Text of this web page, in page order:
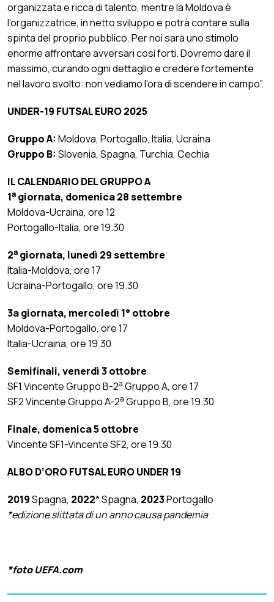
organizzata e ricca di talento, mentre la Moldova è
l’organizzatrice, in netto sviluppo e potrà contare sulla
spinta del proprio pubblico. Per noi sarà uno stimolo
enorme affrontare avversari così forti. Dovremo dare il
massimo, curando ogni dettaglio e credere fortemente
nel lavoro svolto: non vediamo l’ora di scendere in campo”.
UNDER-19 FUTSAL EURO 2025
Gruppo A: Moldova, Portogallo, Italia, Ucraina
Gruppo B: Slovenia, Spagna, Turchia, Cechia
IL CALENDARIO DEL GRUPPO A
1a giornata, domenica 28 settembre
Moldova-Ucraina, ore 12
Portogallo-Italia, ore 19.30
2a giornata, lunedì 29 settembre
Italia-Moldova, ore 17
Ucraina-Portogallo, ore 19.30
3a giornata, mercoledì 1° ottobre
Moldova-Portogallo, ore 17
Italia-Ucraina, ore 19.30
Semifinali, venerdì 3 ottobre
SF1 Vincente Gruppo B-2a Gruppo A, ore 17
SF2 Vincente Gruppo A-2a Gruppo B, ore 19.30
Finale, domenica 5 ottobre
Vincente SF1-Vincente SF2, ore 19.30
ALBO D’ORO FUTSAL EURO UNDER 19
2019Spagna, 2022* Spagna, 2023Portogallo
*edizione slittata di un anno causa pandemia
*foto UEFA.com